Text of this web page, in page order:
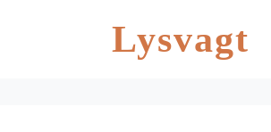
Lysvagt